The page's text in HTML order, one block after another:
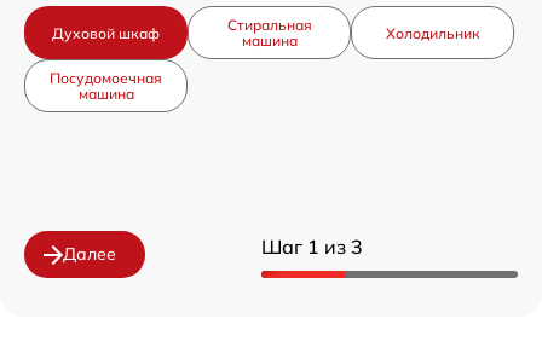
Шаг 1 из 3
Духовой шкаф
Стиральная
машина
Холодильник
Посудомоечная
машина
Далее